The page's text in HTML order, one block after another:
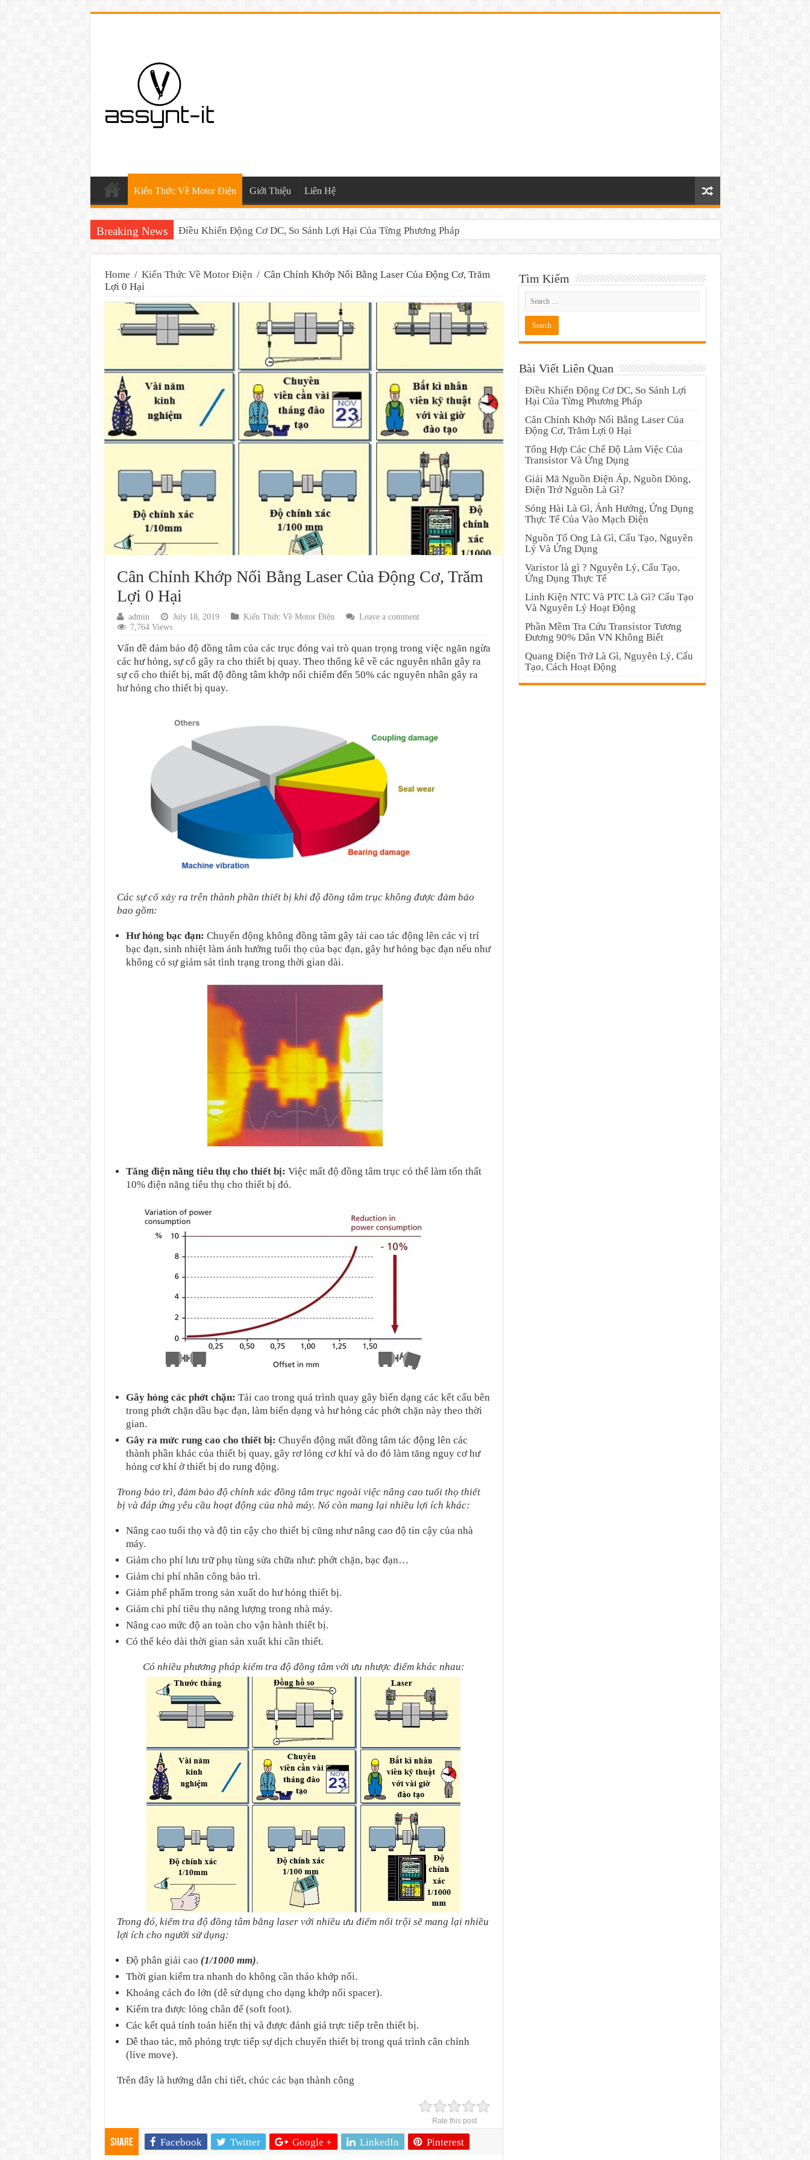
Kiến Thức Về Motor Điện Giới Thiệu Liên Hệ
Breaking News Điều Khiển Động Cơ DC, So Sánh Lợi Hại Của Từng Phương Pháp
Home / Kiến Thức Về Motor Điện / Cân Chỉnh Khớp Nối Bằng Laser Của Động Cơ, Trăm
Lợi 0 Hại
Cân Chỉnh Khớp Nối Bằng Laser Của Động Cơ, Trăm
Lợi 0 Hại
admin July 18, 2019 Kiến Thức Về Motor Điện
Leave a comment
7,764 Views
Vấn đề đảm bảo độ đồng tâm của các trục đóng vai trò quan trọng trong việc ngăn ngừa
các hư hỏng, sự cố gây ra cho thiết bị quay. Theo thống kê về các nguyên nhân gây ra
sự cố cho thiết bị, mất độ đồng tâm khớp nối chiếm đến 50% các nguyên nhân gây ra
hư hỏng cho thiết bị quay.
Các sự cố xảy ra trên thành phần thiết bị khi độ đồng tâm trục không được đảm bảo
bao gồm:
Hư hỏng bạc đạn: Chuyển động không đồng tâm gây tải cao tác động lên các vị trí
bạc đạn, sinh nhiệt làm ảnh hưởng tuổi thọ của bạc đạn, gây hư hỏng bạc đạn nếu như
không có sự giám sát tình trạng trong thời gian dài.
Tăng điện năng tiêu thụ cho thiết bị: Việc mất độ đồng tâm trục có thể làm tổn thất
10% điện năng tiêu thụ cho thiết bị đó.
Gây hỏng các phớt chặn: Tải cao trong quá trình quay gây biến dạng các kết cấu bên
trong phớt chặn dầu bạc đạn, làm biến dạng và hư hỏng các phớt chặn này theo thời
gian.
Gây ra mức rung cao cho thiết bị: Chuyển động mất đồng tâm tác động lên các
thành phần khác của thiết bị quay, gây rơ lỏng cơ khí và do đó làm tăng nguy cơ hư
hỏng cơ khí ở thiết bị do rung động.
Trong bảo trì, đảm bảo độ chính xác đồng tâm trục ngoài việc nâng cao tuổi thọ thiết
bị và đáp ứng yêu cầu hoạt động của nhà máy. Nó còn mang lại nhiều lợi ích khác:
Nâng cao tuổi thọ và độ tin cậy cho thiết bị cũng như nâng cao độ tin cậy của nhà
máy.
Giảm cho phí lưu trữ phụ tùng sửa chữa như: phớt chặn, bạc đạn…
Giảm chi phí nhân công bảo trì.
Giảm phế phẩm trong sản xuất do hư hỏng thiết bị.
Giảm chi phí tiêu thụ năng lượng trong nhà máy.
Nâng cao mức độ an toàn cho vận hành thiết bị.
Có thể kéo dài thời gian sản xuất khi cần thiết.
Có nhiều phương pháp kiểm tra độ đồng tâm với ưu nhược điểm khác nhau:
Trong đó, kiểm tra độ đồng tâm bằng laser với nhiều ưu điểm nổi trội sẽ mang lại nhiều
lợi ích cho người sử dụng:
Độ phân giải cao (1/1000 mm).
Thời gian kiểm tra nhanh do không cần tháo khớp nối.
Khoảng cách đo lớn (dễ sử dụng cho dạng khớp nối spacer).
Kiểm tra được lỏng chân đế (soft foot).
Các kết quả tính toán hiển thị và được đánh giá trực tiếp trên thiết bị.
Dễ thao tác, mô phỏng trực tiếp sự dịch chuyển thiết bị trong quá trình cân chỉnh
(live move).
Trên đây là hướng dẫn chi tiết, chúc các bạn thành công
Rate this post
Share Facebook Twitter Google + LinkedIn Pinterest
Tìm Kiếm
Bài Viết Liên Quan
Điều Khiển Động Cơ DC, So Sánh Lợi
Hại Của Từng Phương Pháp
Cân Chỉnh Khớp Nối Bằng Laser Của
Động Cơ, Trăm Lợi 0 Hại
Tổng Hợp Các Chế Độ Làm Việc Của
Transistor Và Ứng Dụng
Giải Mã Nguồn Điện Áp, Nguồn Dòng,
Điện Trở Nguồn Là Gì?
Sóng Hài Là Gì, Ảnh Hưởng, Ứng Dụng
Thực Tế Của Vào Mạch Điện
Nguồn Tổ Ong Là Gì, Cấu Tạo, Nguyên
Lý Và Ứng Dụng
Varistor là gì ? Nguyên Lý, Cấu Tạo,
Ứng Dụng Thực Tế
Linh Kiện NTC Và PTC Là Gì? Cấu Tạo
Và Nguyên Lý Hoạt Động
Phần Mềm Tra Cứu Transistor Tương
Đương 90% Dân VN Không Biết
Quang Điện Trở Là Gì, Nguyên Lý, Cấu
Tạo, Cách Hoạt Động